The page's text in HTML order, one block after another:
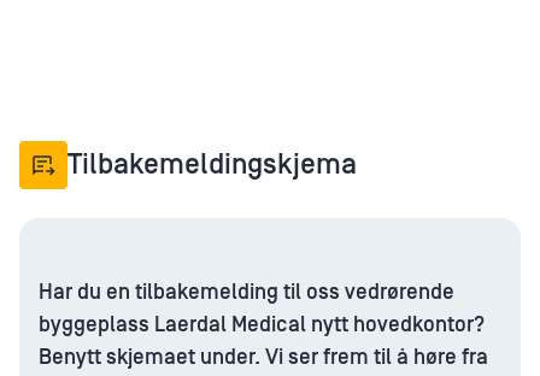
Tilbakemeldingskjema
Har du en tilbakemelding til oss vedrørende
byggeplass Laerdal Medical nytt hovedkontor?
Benytt skjemaet under. Vi ser frem til å høre fra